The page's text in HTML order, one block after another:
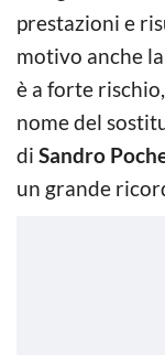
prestazioni e
motivo anche
è a forte
nome del
di Sandro
un grande